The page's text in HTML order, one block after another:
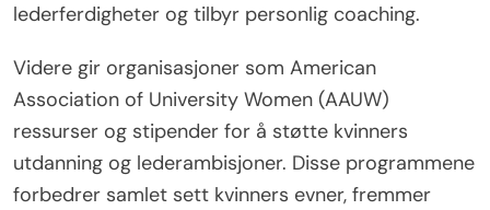
lederferdigheter og tilbyr personlig coaching.
Videre gir organisasjoner som American
Association of University Women (AAUW)
ressurser og stipender for å støtte kvinners
utdanning og lederambisjoner. Disse programmene
forbedrer samlet sett kvinners evner, fremmer